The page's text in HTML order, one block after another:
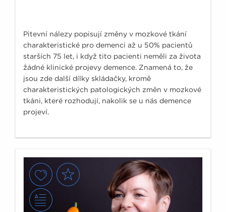
Pitevní nálezy popisují změny v mozkové tkání
charakteristické pro demenci až u 50% pacientů
starších 75 let, i když tito pacienti neměli za života
žádné klinické projevy demence. Znamená to, že
jsou zde další dílky skládačky, kromě
charakteristických patologických změn v mozkové
tkáni, které rozhodují, nakolik se u nás demence
projeví.